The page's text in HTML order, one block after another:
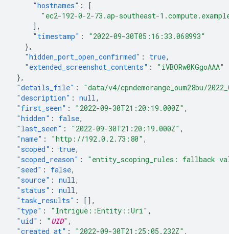
"hostnames" :
[
"ec2-192-0-2-73.ap-southeast-
],
"timestamp" :
"2022-09-30T05:16:33.068993"
},
"hidden_port_open_confirmed" : true,
"extended_screenshot_contents" :
"iVBORw0KGgoAAA"
},
"details_file" :
"data/v4/cpndemorange_oum28bu/
"description" : null,
"first_seen" : "2022-09-30T21:20:19.000Z" ,
"hidden" : false,
"last_seen" : "2022-09-30T21:20:19.000Z" ,
"name" : "http://192.0.2.73:80" ,
"scoped" : true,
"scoped_reason" :
"entity_scoping_rules: fallback
"seed" : false,
"source" : null,
"status" : null,
"task_results" :
[],
"type" : "Intrigue::Entity::Uri" ,
"uid" : " UID" ,
"created_at" : "2022-09-30T21:25:05.232Z" ,